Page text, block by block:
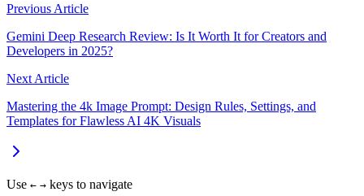
Previous Article
Gemini Deep Research Review: Is It Worth It for Creators and
Developers in 2025?
Next Article
Mastering the 4k Image Prompt: Design Rules, Settings, and
Templates for Flawless AI 4K Visuals
Use ← → keys to navigate